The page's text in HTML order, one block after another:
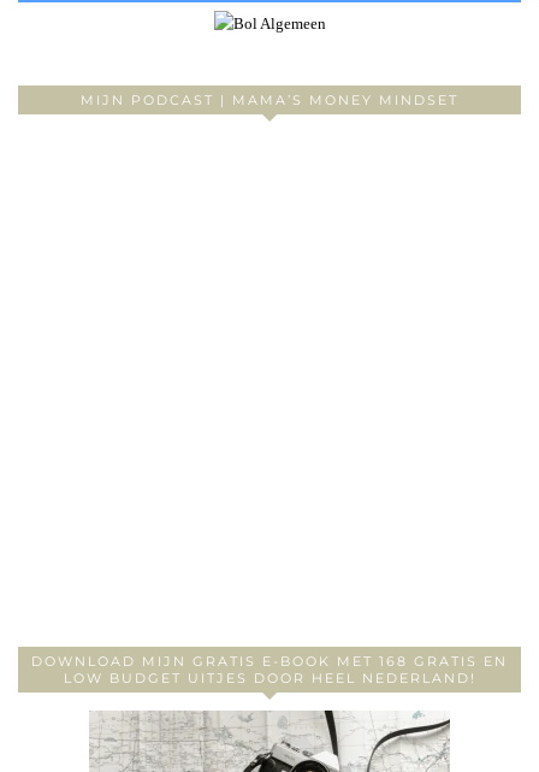
MIJN PODCAST | MAMA’S MONEY MINDSET
DOWNLOAD MIJN GRATIS E-BOOK MET 168 GRATIS EN
LOW BUDGET UITJES DOOR HEEL NEDERLAND!